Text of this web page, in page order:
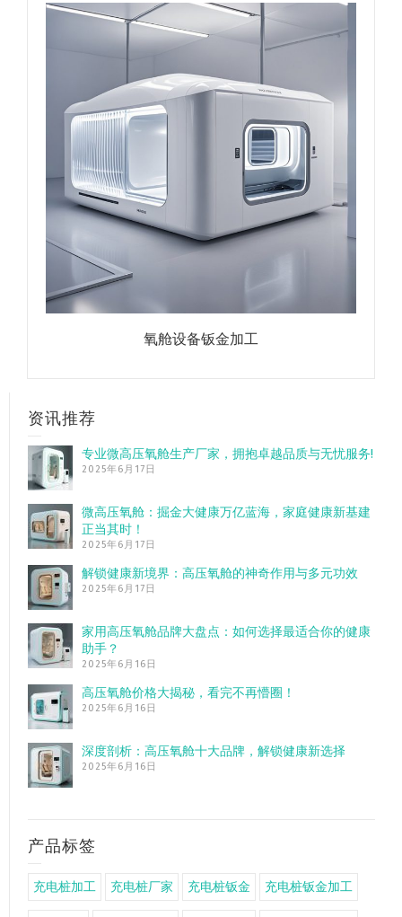
氧舱设备钣金加工
资讯推荐
专业微高压氧舱生产厂家，拥抱卓越品质与无忧服务!
2025年6月17日
微高压氧舱：掘金大健康万亿蓝海，家庭健康新基建
正当其时！
2025年6月17日
解锁健康新境界：高压氧舱的神奇作用与多元功效
2025年6月17日
家用高压氧舱品牌大盘点：如何选择最适合你的健康
助手？
2025年6月16日
高压氧舱价格大揭秘，看完不再懵圈！
2025年6月16日
深度剖析：高压氧舱十大品牌，解锁健康新选择
2025年6月16日
产品标签
充电桩加工 充电桩厂家 充电桩钣金 充电桩钣金加工